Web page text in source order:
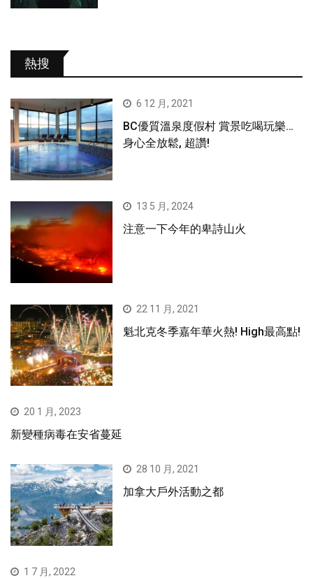
熱搜
6 12 月, 2021
BC優質溫泉度假村 賞景吃喝玩樂…
身心全放鬆, 超讚!
13 5 月, 2024
注意一下今年的卑詩山火
22 11 月, 2021
魁北克冬季嘉年華火熱! High最高點!
20 1 月, 2023
新變種病毒在安省蔓延
28 10 月, 2021
加拿大戶外活動之都
1 7 月, 2022